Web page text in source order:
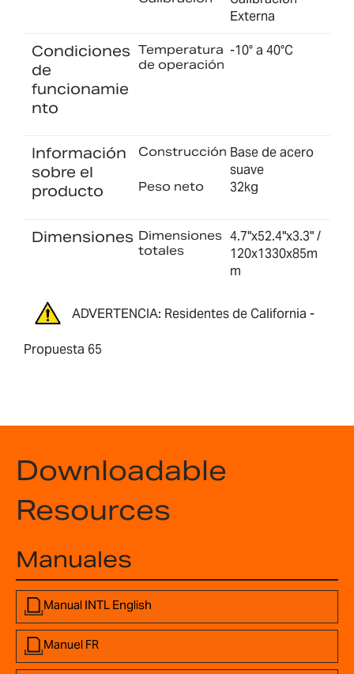
Externa
Condiciones
de
funcionamie
nto
Temperatura
de operación
-10° a 40°C
Información
sobre el
producto
Construcción Base de acero
suave
Peso neto 32kg
Dimensiones Dimensiones
totales
4.7"x52.4"x3.3" /
120x1330x85m
m
ADVERTENCIA: Residentes de California -
Propuesta 65
Downloadable
Resources
Manuales
Manual INTL English
Manuel FR